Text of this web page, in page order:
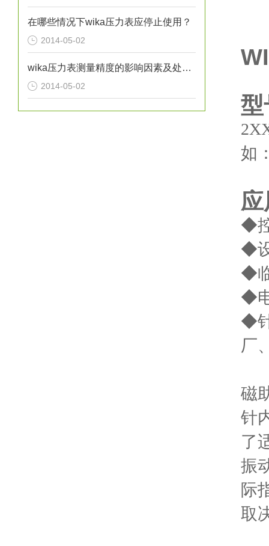
在哪些情况下wika压力表应停止使用？
2014-05-02
wika压力表测量精度的影响因素及处理方法分析
2014-05-02
型
如
◆
◆
◆
◆
◆
厂
磁
针
了
振
际
取